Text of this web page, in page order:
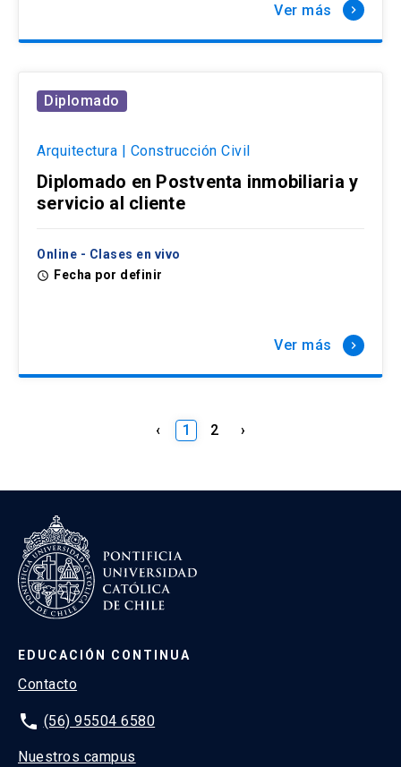
Ver más keyboard_arrow_right
Diplomado
Arquitectura | Construcción Civil
Diplomado en Postventa inmobiliaria y
servicio al cliente
Online - Clases en vivo
access_time Fecha por definir
Ver más keyboard_arrow_right
‹ 1 2 ›
EDUCACIÓN CONTINUA
Contacto
phone (56) 95504 6580
Nuestros campus